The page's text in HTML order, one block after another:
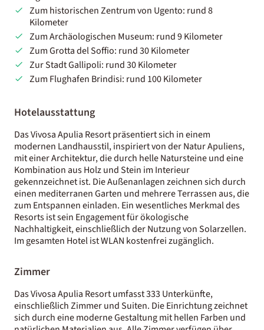
Zum historischen Zentrum von Ugento: rund 8
Kilometer
Zum Archäologischen Museum: rund 9 Kilometer
Zum Grotta del Soffio: rund 30 Kilometer
Zur Stadt Gallipoli: rund 30 Kilometer
Zum Flughafen Brindisi: rund 100 Kilometer
Hotelausstattung
Das Vivosa Apulia Resort präsentiert sich in einem
modernen Landhausstil, inspiriert von der Natur Apuliens,
mit einer Architektur, die durch helle Natursteine und eine
Kombination aus Holz und Stein im Interieur
gekennzeichnet ist. Die Außenanlagen zeichnen sich durch
einen mediterranen Garten und mehrere Terrassen aus, die
zum Entspannen einladen. Ein wesentliches Merkmal des
Resorts ist sein Engagement für ökologische
Nachhaltigkeit, einschließlich der Nutzung von Solarzellen.
Im gesamten Hotel ist WLAN kostenfrei zugänglich.
Zimmer
Das Vivosa Apulia Resort umfasst 333 Unterkünfte,
einschließlich Zimmer und Suiten. Die Einrichtung zeichnet
sich durch eine moderne Gestaltung mit hellen Farben und